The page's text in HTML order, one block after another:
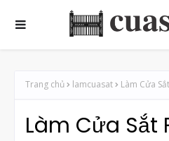
Trang chủ lamcuasat Làm Cửa
Làm Cửa Sắt